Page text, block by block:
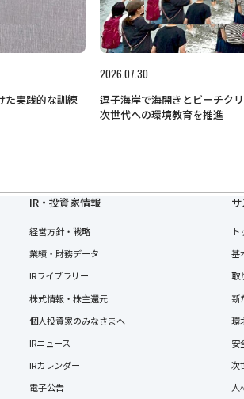
た実践的な訓練
2026.07.30
逗子海岸で海開きとビーチク
次世代への環境教育を推進
IR・投資家情報
経営方針・戦略
業績・財務データ
IRライブラリー
株式情報・株主還元
個人投資家のみなさまへ
IRニュース
IRカレンダー
電子公告
基
取
新
環
安
次
人